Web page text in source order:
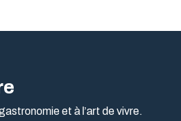
et à l’art de vivre.